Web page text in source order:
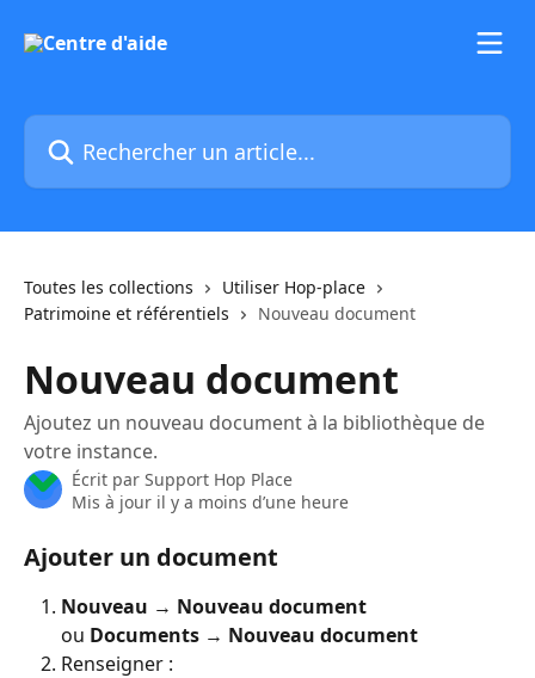
Rechercher un article...
Toutes les collections
Utiliser Hop-place
Patrimoine et référentiels
Nouveau document
Nouveau document
Ajoutez un nouveau document à la bibliothèque de
votre instance.
Écrit par Support Hop Place
Mis à jour il y a moins d’une heure
Ajouter un document
Nouveau → Nouveau document
ou Documents → Nouveau document
Renseigner :